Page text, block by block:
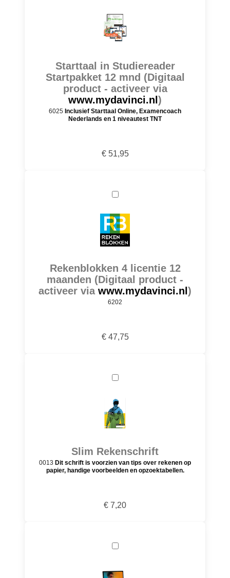
Starttaal in Studiereader
Startpakket 12 mnd (Digitaal
product - activeer via
www.mydavinci.nl )
6025 Inclusief Starttaal Online, Examencoach
Nederlands en 1 niveautest TNT
€ 51,95
Rekenblokken 4 licentie 12
maanden (Digitaal product -
activeer via www.mydavinci.nl )
6202
€ 47,75
Slim Rekenschrift
0013 Dit schrift is voorzien van tips over rekenen op
papier, handige voorbeelden en opzoektabellen.
€ 7,20